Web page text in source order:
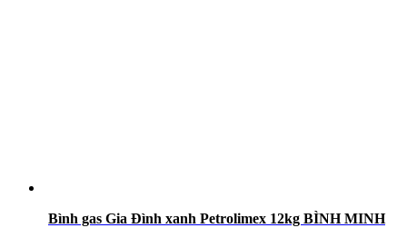
Bình gas Gia Đình xanh Petrolimex 12kg BÌNH MINH